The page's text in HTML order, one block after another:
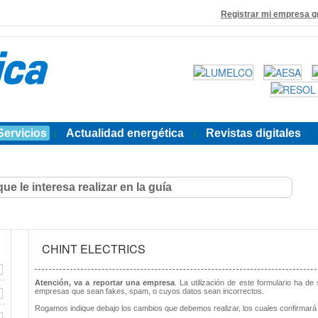
Registrar mi empresa
| Actualidad energética | Revistas digitales
CHINT ELECTRICS
Atención, va a reportar una empresa. La utilización de este formulario ha de
empresas que sean fakes, spam, o cuyos datos sean incorrectos.
Rogamos indique debajo los cambios que debemos realizar, los cuales